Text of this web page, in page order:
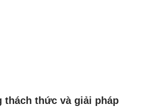
thách thức và giải pháp